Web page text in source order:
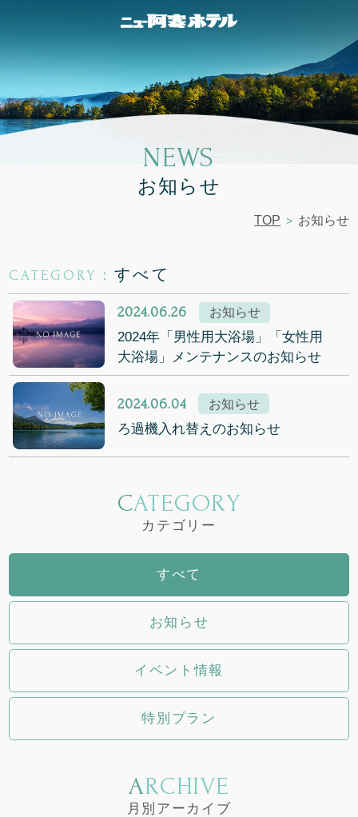
NEWS
お知らせ
TOP お知らせ
CATEGORY： すべて
2024.06.26 お知らせ
2024年「男性用大浴場」「女性用
大浴場」メンテナンスのお知らせ
2024.06.04 お知らせ
ろ過機入れ替えのお知らせ
CATEGORY
カテゴリー
すべて
お知らせ
イベント情報
特別プラン
ARCHIVE
月別アーカイブ